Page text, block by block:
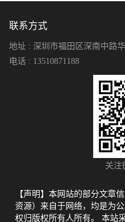
联系方式
地址 : 深圳市福田区深南中路
电话 : 13510871188
关注
【声明】本网站的部分文章
资源）来自于网络，均是为
权归版权所有人所有。 本站